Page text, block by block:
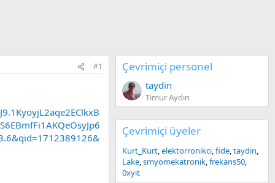
#1 Çevrimiçi personel
taydin
Timur Aydın
Çevrimiçi üyeler
Kurt_Kurt elektorronikci fide taydin
Lake smyomekatronik frekans50
0xyit